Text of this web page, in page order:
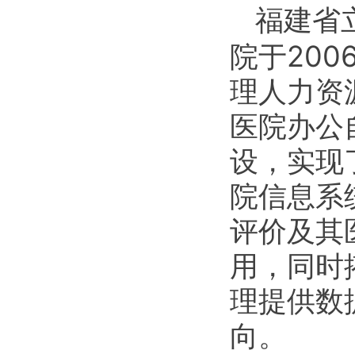
福建省
院于
理人力资
医院办公
设，实现
院信息系
评价及其
用，同时
理提供数
向。